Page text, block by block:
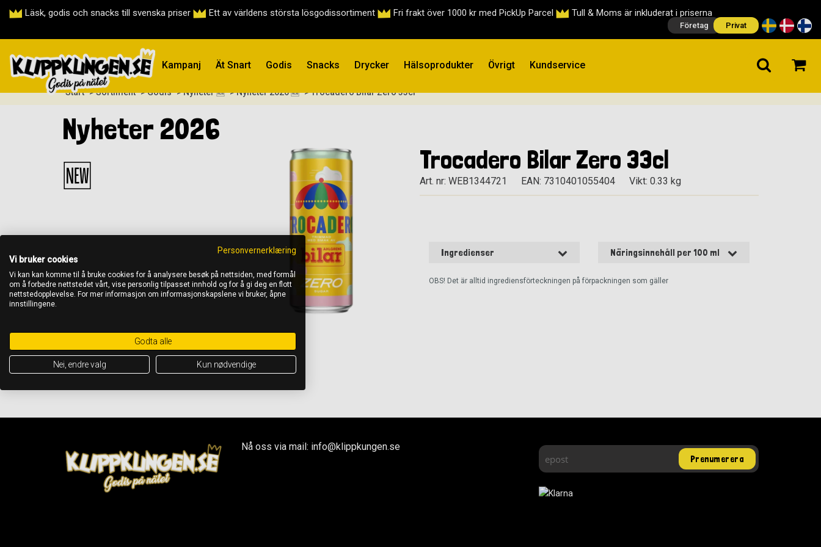
Läsk, godis och snacks till svenska priser Ett av världens största lösgodissortiment Fri frakt över 1000 kr med PickUp Parcel Tull & Moms är inkluderat i priserna
Företag Privat
Kampanj Ät Snart Godis Snacks Drycker Hälsoprodukter Övrigt Kundservice
Start > Sortiment > Godis > Nyheter 🆕 > Nyheter 2026 🆕 > Trocadero Bilar Zero 33cl
Nyheter 2026
🆕
Trocadero Bilar Zero 33cl
Art. nr: WEB1344721 EAN: 7310401055404 Vikt: 0.33 kg
Ingredienser Näringsinnehåll per 100 ml
OBS! Det är alltid ingrediensförteckningen på förpackningen som gäller
Nå oss via mail: info@klippkungen.se
Personvernerklæring
Vi bruker cookies
Vi kan kan komme til å bruke cookies for å analysere besøk på nettsiden, med formål
om å forbedre nettstedet vårt, vise personlig tilpasset innhold og for å gi deg en flott
nettstedopplevelse. For mer informasjon om informasjonskapslene vi bruker, åpne
innstillingene.
Godta alle
Nei, endre valg Kun nødvendige